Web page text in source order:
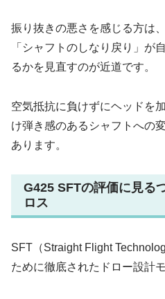
振り抜きの悪さを感じる方は
「シャフトのしなり戻り」が
るかを見直すのが近道です。
空気抵抗に負けずにヘッドを
け弾き感のあるシャフトへの
あります。
G425 SFTの評価に見る
ロス
SFT（Straight Flight
ために徹底されたドロー設計